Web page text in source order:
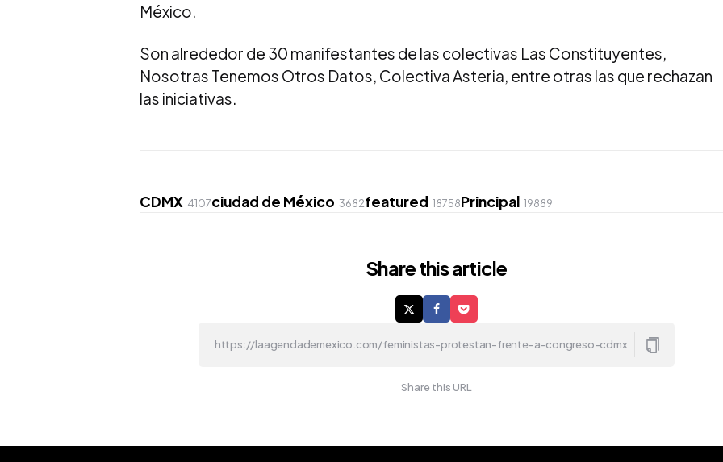
México.
Son alrededor de 30 manifestantes de las colectivas Las Constituyentes,
Nosotras Tenemos Otros Datos, Colectiva Asteria, entre otras las que rechazan
las iniciativas.
CDMX 4107ciudad de México 3682featured 18758Principal 19889
Sharethis article
Share this URL